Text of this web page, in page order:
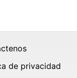
de privacidad